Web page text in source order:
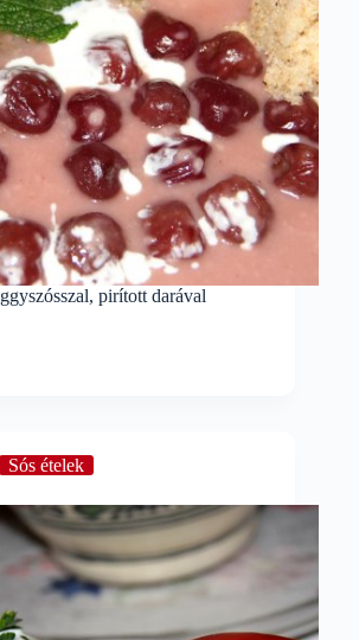
pirított darával
Sós ételek